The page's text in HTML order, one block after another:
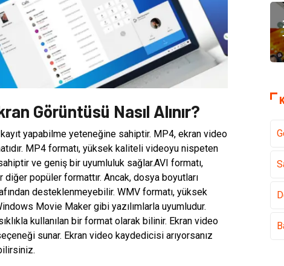
Görüntüsü Nasıl Alınır?
yapabilme yeteneğine sahiptir. MP4, ekran video
MP4 formatı, yüksek kaliteli videoyu nispeten
ve geniş bir uyumluluk sağlar.AVI formatı,
popüler formattır. Ancak, dosya boyutları
desteklenmeyebilir. WMV formatı, yüksek
Movie Maker gibi yazılımlarla uyumludur.
kullanılan bir format olarak bilinir. Ekran video
sunar. Ekran video kaydedicisi arıyorsanız